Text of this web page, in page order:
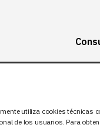
utiliza cookies técnicas
de los usuarios. Para
+34
12